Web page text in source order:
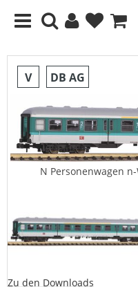
V DB AG
N Personenwagen
Zu den Downloads